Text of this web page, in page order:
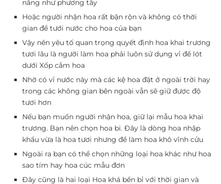
nắng như phương tây
Hoặc người nhận hoa rất bận rộn và không có thời
gian để tưới nước cho hoa của bạn
Vậy nên yêu tố quan trọng quyết định hoa khai trương
tươi lâu là người làm hoa phải luôn sử dụng vỉ để lót
dưới Xốp cắm hoa
Nhờ có vỉ nước này mà các kệ hoa đặt ở ngoài trời hay
trong các không gian bên ngoài vẫn sẽ giữ được độ
tươi hơn
Nếu bạn muốn người nhận hoa, giữ lại mẫu hoa khai
trương. Bạn nên chọn hoa bi. Đây là dòng hoa nhập
khẩu vừa là hoa tươi nhưng để làm hoa khô vĩnh cửu
Ngoài ra bạn có thể chọn những loại hoa khác như hoa
sao tím hay hoa cúc mẫu đơn
Đây cũng là hai loại Hoa khá bền bỉ với thời gian và